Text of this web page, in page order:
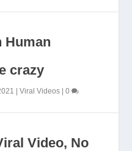
Human
crazy
|Viral Videos |0
Video, No